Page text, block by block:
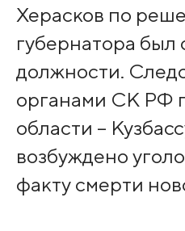
Херасков по
губернатора был
должности.
органами СК РФ
области –
возбуждено
факту смерти